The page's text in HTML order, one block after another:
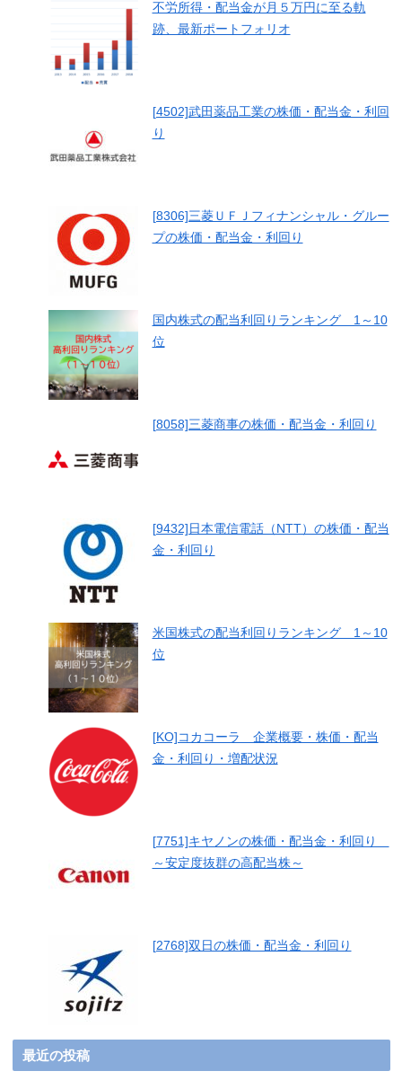
不労所得・配当金が月５万円に至る軌
跡、最新ポートフォリオ
[4502]武田薬品工業の株価・配当金・利回
り
[8306]三菱ＵＦＪフィナンシャル・グルー
プの株価・配当金・利回り
国内株式の配当利回りランキング 1～10
位
[8058]三菱商事の株価・配当金・利回り
[9432]日本電信電話（NTT）の株価・配当
金・利回り
米国株式の配当利回りランキング 1～10
位
[KO]コカコーラ 企業概要・株価・配当
金・利回り・増配状況
[7751]キヤノンの株価・配当金・利回り
～安定度抜群の高配当株～
[2768]双日の株価・配当金・利回り
最近の投稿